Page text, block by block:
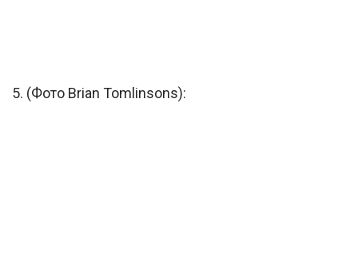
5. (Фото Brian Tomlinsons):